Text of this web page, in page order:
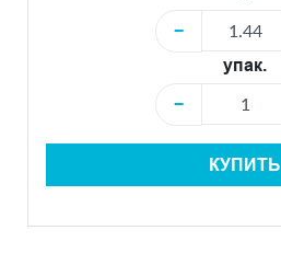
−
упак.
−
КУПИТЬ